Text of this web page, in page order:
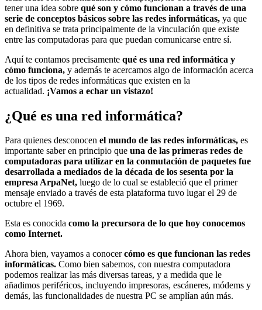
tener una idea sobre qué son y cómo funcionan a través de una
serie de conceptos básicos sobre las redes informáticas, ya que
en definitiva se trata principalmente de la vinculación que existe
entre las computadoras para que puedan comunicarse entre sí.
Aquí te contamos precisamente qué es una red informática y
cómo funciona, y además te acercamos algo de información acerca
de los tipos de redes informáticas que existen en la
actualidad. ¡Vamos a echar un vistazo!
¿Qué es una red informática?
Para quienes desconocen el mundo de las redes informáticas, es
importante saber en principio que una de las primeras redes de
computadoras para utilizar en la conmutación de paquetes fue
desarrollada a mediados de la década de los sesenta por la
empresa ArpaNet, luego de lo cual se estableció que el primer
mensaje enviado a través de esta plataforma tuvo lugar el 29 de
octubre el 1969.
Esta es conocida como la precursora de lo que hoy conocemos
como Internet.
Ahora bien, vayamos a conocercómo es que funcionan las redes
informáticas. Como bien sabemos, con nuestra computadora
podemos realizar las más diversas tareas, y a medida que le
añadimos periféricos, incluyendo impresoras, escáneres, módems y
demás, las funcionalidades de nuestra PC se amplían aún más.